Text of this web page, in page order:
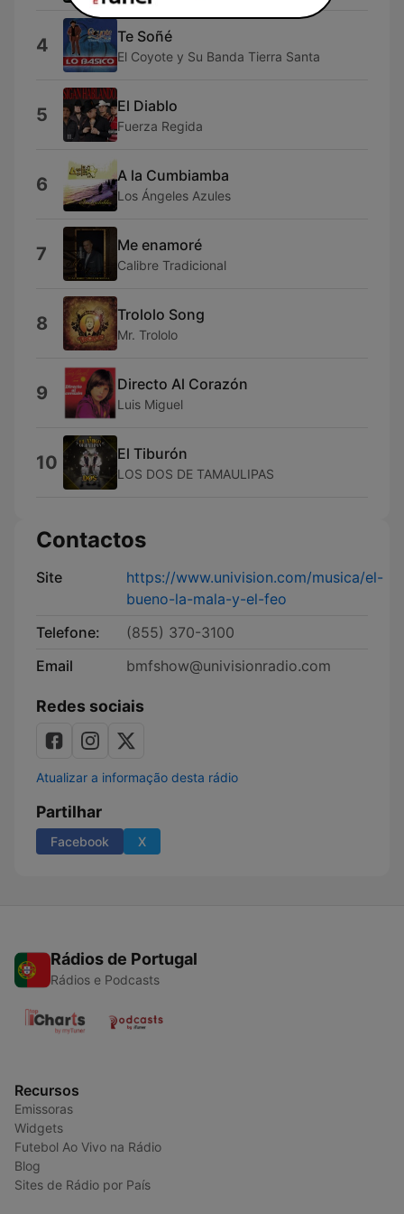
4 Te Soñé
El Coyote y Su Banda Tierra Santa
5 El Diablo
Fuerza Regida
6 A la Cumbiamba
Los Ángeles Azules
7 Me enamoré
Calibre Tradicional
8 Trololo Song
Mr. Trololo
9 Directo Al Corazón
Luis Miguel
10 El Tiburón
LOS DOS DE TAMAULIPAS
Contactos
Site
https://www.univision.com/musica/el-
bueno-la-mala-y-el-feo
Telefone:
(855) 370-3100
Email
bmfshow@univisionradio.com
Redes sociais
Atualizar a informação desta rádio
Partilhar
Facebook X
Rádios de Portugal
Rádios e Podcasts
Recursos
Emissoras
Widgets
Futebol Ao Vivo na Rádio
Blog
Sites de Rádio por País